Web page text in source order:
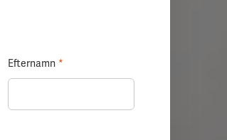
Efternamn *